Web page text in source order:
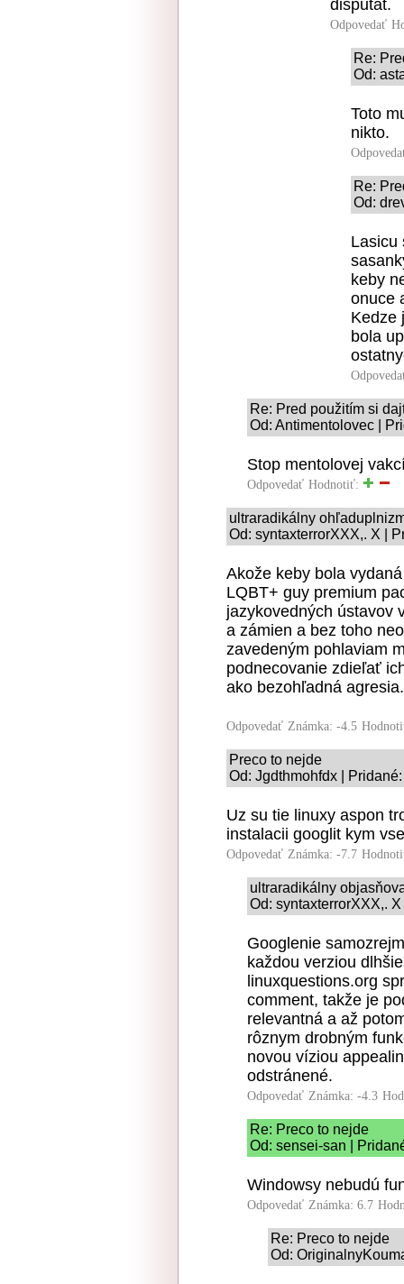
dišputát.
Odpovedať
Re:
Od:
Toto
nikto.
Re:
Od:
Lasicu
keby
onuce
Kedze
bola
Re: Pred použitím si
Od: Antimentolovec |
Stop mentolovej
Odpovedať Hodnotiť:
ultraradikálny
Od: syntaxterrorXXX,. X |
Akože keby bola
LQBT+ guy premium
jazykovedných ústavov
a zámien a bez toho
zavedeným pohlaviam
podnecovanie zdieľať
ako bezohľadná agresia.
Odpovedať Známka: -4.5
Preco to nejde
Od: Jgdthmohfdx |
Uz su tie linuxy aspon
instalacii googlit kym
Odpovedať Známka: -7.7
ultraradikálny
Od: syntaxterrorXXX,.
Googlenie
každou verziou
linuxquestions.org
comment, takže je
relevantná a až
rôznym drobným
novou víziou
odstránené.
Odpovedať Známka: -4.3
Re: Preco to nejde
Od: sensei-san |
Windowsy nebudú
Odpovedať Známka: 6.7
Re: Preco to nejde
Od: